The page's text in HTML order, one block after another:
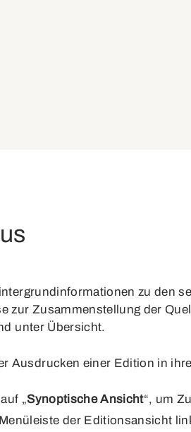
zu den
zur Zusammenstellung der
unter Übersicht.
Ausdrucken einer Edition in
„Synoptische Ansicht“, um
der Editionsansicht